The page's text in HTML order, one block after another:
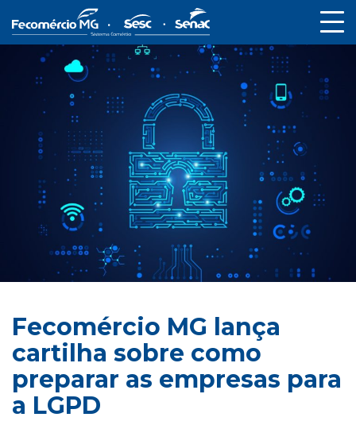
Fecomércio MG lança
cartilha sobre como
preparar as empresas para
a LGPD